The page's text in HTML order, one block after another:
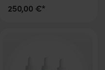
250,00 €*